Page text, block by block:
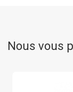
Nous vous